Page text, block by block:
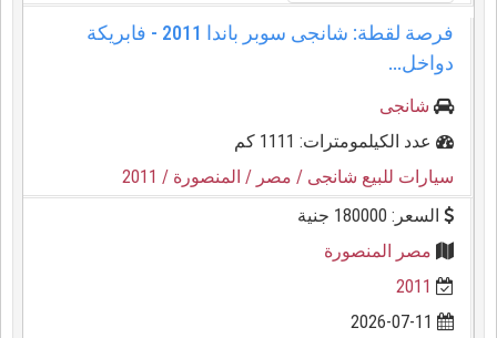
فرصة لقطة: شانجى سوبر باندا 2011 - فابريكة
دواخل...
شانجى
عدد الكيلمومترات: 1111 كم
سيارات للبيع شانجى / مصر / المنصورة / 2011
السعر: 180000 جنية
مصر المنصورة
2011